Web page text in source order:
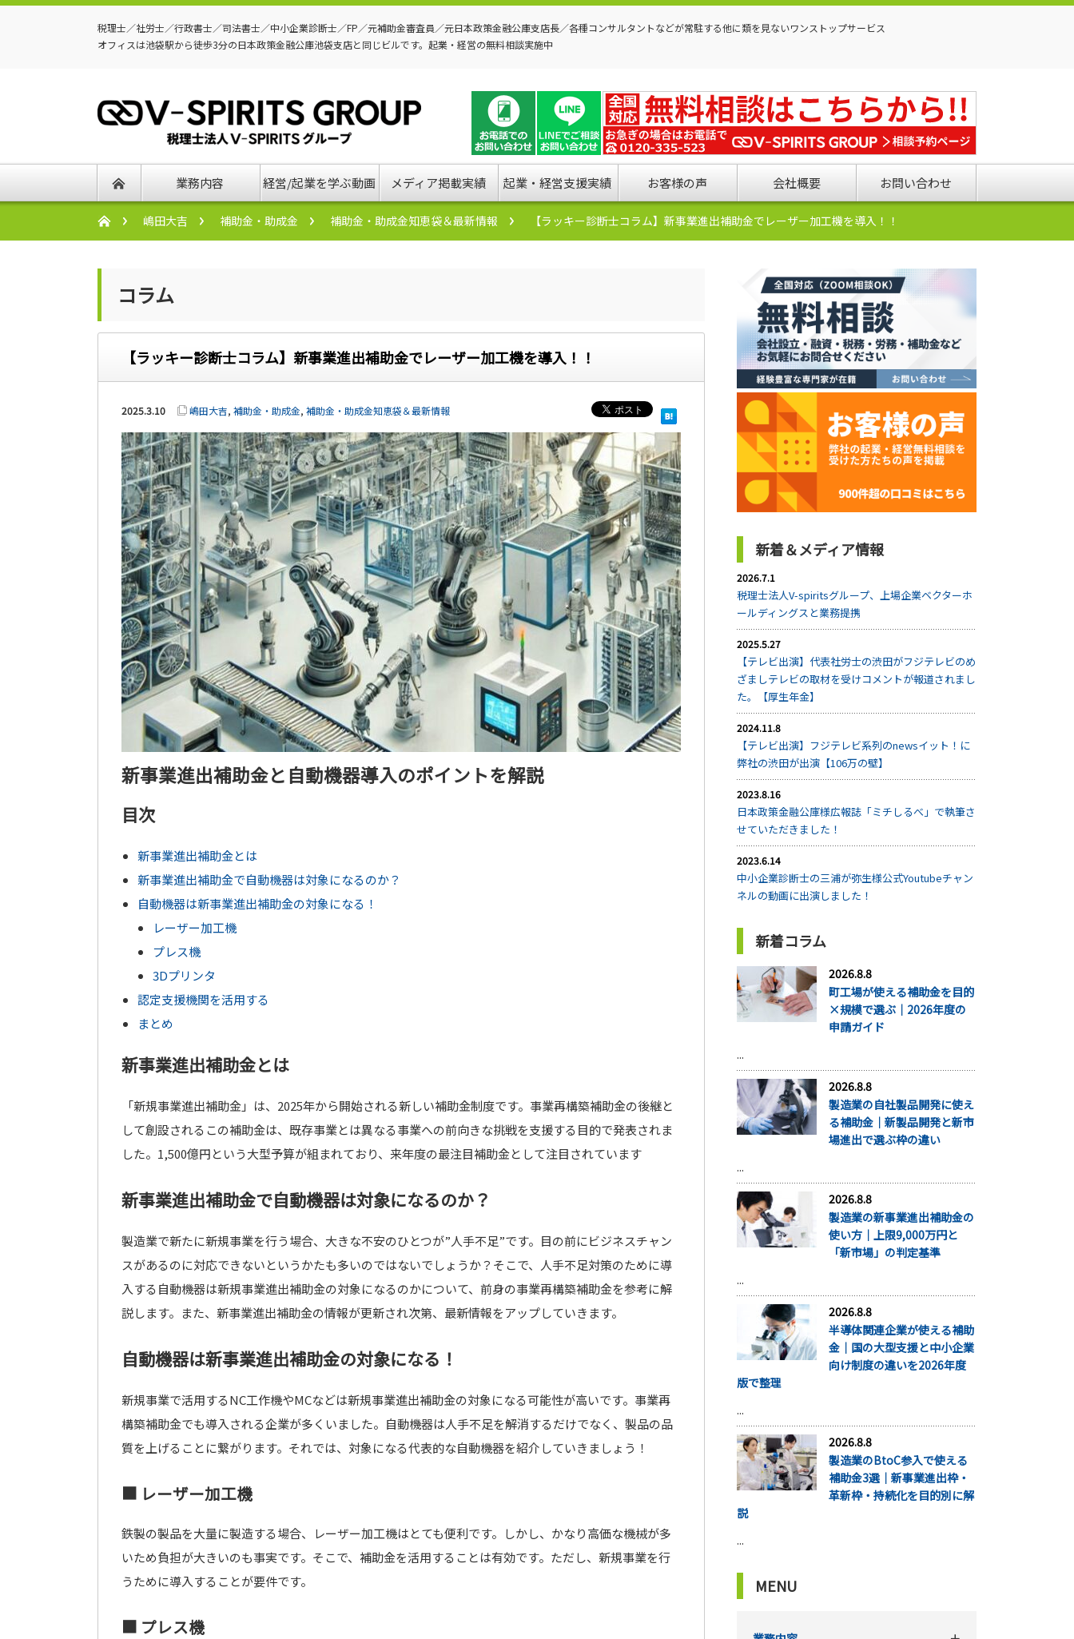
税理士／社労士／行政書士／司法書士／中小企業診断士／FP／元補助金審査員／元日本政策金融公庫支店長／各種コンサルタントなどが常駐する他に類を見ないワンストップサービス
オフィスは池袋駅から徒歩3分の日本政策金融公庫池袋支店と同じビルです。起業・経営の無料相談実施中
業務内容 経営/起業を学ぶ動画 メディア掲載実績 起業・経営支援実績 お客様の声 会社概要 お問い合わせ
嶋田大吉 補助金・助成金 補助金・助成金知恵袋＆最新情報 【ラッキー診断士コラム】新事業進出補助金でレーザー加工機を導入！！
コラム
【ラッキー診断士コラム】新事業進出補助金でレーザー加工機を導入！！
2025.3.10 嶋田大吉, 補助金・助成金, 補助金・助成金知恵袋＆最新情報
新事業進出補助金と自動機器導入のポイントを解説
目次
新事業進出補助金とは
新事業進出補助金で自動機器は対象になるのか？
自動機器は新事業進出補助金の対象になる！
レーザー加工機
プレス機
3Dプリンタ
認定支援機関を活用する
まとめ
新事業進出補助金とは
「新規事業進出補助金」は、2025年から開始される新しい補助金制度です。事業再構築補助金の後継と
して創設されるこの補助金は、既存事業とは異なる事業への前向きな挑戦を支援する目的で発表されま
した。1,500億円という大型予算が組まれており、来年度の最注目補助金として注目されています
新事業進出補助金で自動機器は対象になるのか？
製造業で新たに新規事業を行う場合、大きな不安のひとつが”人手不足”です。目の前にビジネスチャン
スがあるのに対応できないというかたも多いのではないでしょうか？そこで、人手不足対策のために導
入する自動機器は新規事業進出補助金の対象になるのかについて、前身の事業再構築補助金を参考に解
説します。また、新事業進出補助金の情報が更新され次第、最新情報をアップしていきます。
自動機器は新事業進出補助金の対象になる！
新規事業で活用するNC工作機やMCなどは新規事業進出補助金の対象になる可能性が高いです。事業再
構築補助金でも導入される企業が多くいました。自動機器は人手不足を解消するだけでなく、製品の品
質を上げることに繋がります。それでは、対象になる代表的な自動機器を紹介していきましょう！
■ レーザー加工機
鉄製の製品を大量に製造する場合、レーザー加工機はとても便利です。しかし、かなり高価な機械が多
いため負担が大きいのも事実です。そこで、補助金を活用することは有効です。ただし、新規事業を行
うために導入することが要件です。
■ プレス機
新着＆メディア情報
2026.7.1
税理士法人V-spiritsグループ、上場企業ベクターホ
ールディングスと業務提携
2025.5.27
【テレビ出演】代表社労士の渋田がフジテレビのめ
ざましテレビの取材を受けコメントが報道されまし
た。【厚生年金】
2024.11.8
【テレビ出演】フジテレビ系列のnewsイット！に
弊社の渋田が出演【106万の壁】
2023.8.16
日本政策金融公庫様広報誌「ミチしるべ」で執筆さ
せていただきました！
2023.6.14
中小企業診断士の三浦が弥生様公式Youtubeチャン
ネルの動画に出演しました！
新着コラム
2026.8.8
町工場が使える補助金を目的
×規模で選ぶ｜2026年度の
申請ガイド
...
2026.8.8
製造業の自社製品開発に使え
る補助金｜新製品開発と新市
場進出で選ぶ枠の違い
...
2026.8.8
製造業の新事業進出補助金の
使い方｜上限9,000万円と
「新市場」の判定基準
...
2026.8.8
半導体関連企業が使える補助
金｜国の大型支援と中小企業
向け制度の違いを2026年度
版で整理
...
2026.8.8
製造業のBtoC参入で使える
補助金3選｜新事業進出枠・
革新枠・持続化を目的別に解
説
...
MENU